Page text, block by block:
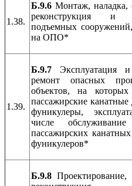
1.38.
Б.9.6 Монтаж, наладка,
реконструкция и
подъемных
на ОПО*
1.39.
Б.9.7 Эксплуатация
ремонт опасных
объектов, на которых
пассажирские
фуникулеры,
числе
пассажирских
фуникулеров*
Б.9.8 Проектирование,